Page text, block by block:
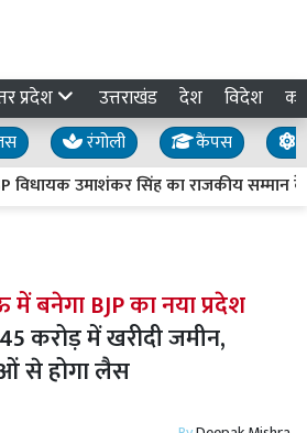
प्रदेश उत्तराखंड देश विदेश
रंगोली कैंपस
विधायक उमाशंकर सिंह का राजकीय सम्मान के
BJP का नया प्रदेश
करोड़ में खरीदी जमीन,
से होगा लैस